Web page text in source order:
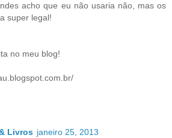
acho que eu não usaria não, mas os
super legal!
no meu blog!
Livros janeiro 25, 2013